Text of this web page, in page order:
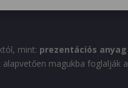
mint: prezentációs anyag
alapvetően magukba foglalják a